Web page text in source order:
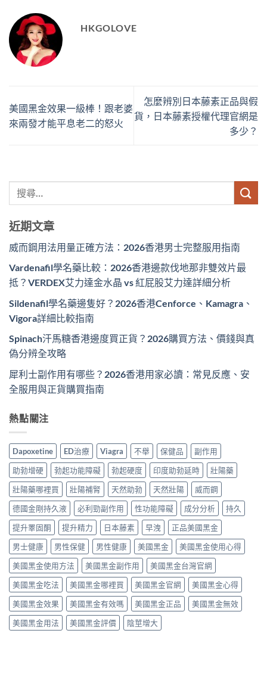
HKGOLOVE
美國黑金效果一級棒！跟老婆
來兩發才能平息老二的怒火
怎麼辨別日本藤素正品與假
貨，日本藤素授權代理官網是
多少？
近期文章
威而鋼用法用量正確方法：2026香港男士完整服用指南
Vardenafil學名藥比較：2026香港邊款伐地那非雙效片最
抵？VERDEX艾力達金水晶 vs 紅屁股艾力達詳細分析
Sildenafil學名藥邊隻好？2026香港Cenforce、Kamagra、
Vigora詳細比較指南
Spinach汗馬糖香港邊度買正貨？2026購買方法、價錢與真
偽分辨全攻略
犀利士副作用有哪些？2026香港用家必讀：常見反應、安
全服用與正貨購買指南
熱點關注
Dapoxetine ED治療 Viagra 不舉 保健品
副作用
助勃增硬
勃起功能障礙 勃起硬度 印度助勃延時
壯陽藥
壯陽藥哪裡買
壯陽補腎 天然助勃 天然壯陽
威而鋼
德國金剛持久液
必利勁副作用 性功能障礙 成分分析
持久
提升睪固酮
提升精力 日本藤素 早洩
正品美國黑金
男士健康
男性保健 男性健康 美國黑金
美國黑金使用心得
美國黑金使用方法
美國黑金副作用
美國黑金台灣官網
美國黑金吃法
美國黑金哪裡買 美國黑金官網
美國黑金心得
美國黑金效果
美國黑金有效嗎 美國黑金正品
美國黑金無效
美國黑金用法
美國黑金評價 陰莖增大